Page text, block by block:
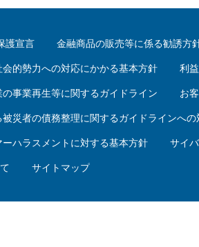
護宣言 金融商品の販売等に係る勧誘方
会的勢力への対応にかかる基本方針 利
の事業再生等に関するガイドライン お
被災者の債務整理に関するガイドラインへの
ーハラスメントに対する基本方針 サイ
サイトマップ